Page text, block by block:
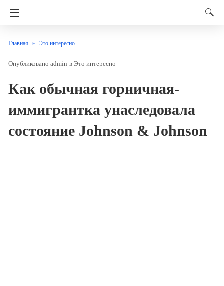
Главная Это интересно
admin в Это интересно
Как обычная горничная-
иммигрантка унаследовала
состояние Johnson & Johnson